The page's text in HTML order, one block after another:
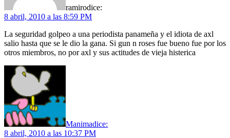
ramirodice:
8 abril, 2010 a las 8:59 PM
La seguridad golpeo a una periodista panameña y el idiota de axl
salio hasta que se le dio la gana. Si gun n roses fue bueno fue por los
otros miembros, no por axl y sus actitudes de vieja histerica
Manimadice:
8 abril, 2010 a las 10:37 PM